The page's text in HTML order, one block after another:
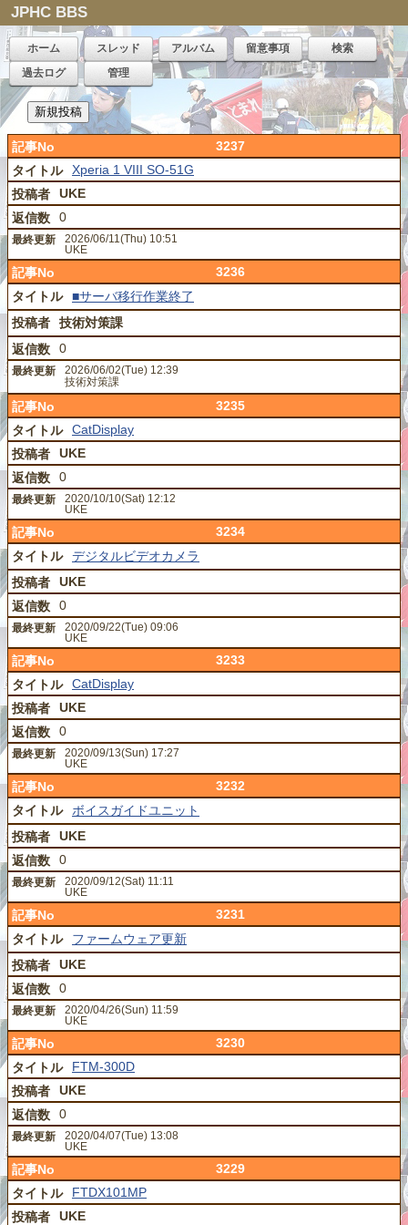
JPHC BBS
ホーム スレッド アルバム 留意事項
検索
過去ログ
管理
3237
Xperia 1 VIII SO-51G
UKE
0
2026/06/11(Thu) 10:51
UKE
3236
■サーバ移行作業終了
技術対策課
0
2026/06/02(Tue) 12:39
技術対策課
3235
CatDisplay
UKE
0
2020/10/10(Sat) 12:12
UKE
3234
デジタルビデオカメラ
UKE
0
2020/09/22(Tue) 09:06
UKE
3233
CatDisplay
UKE
0
2020/09/13(Sun) 17:27
UKE
3232
ボイスガイドユニット
UKE
0
2020/09/12(Sat) 11:11
UKE
3231
ファームウェア更新
UKE
0
2020/04/26(Sun) 11:59
UKE
3230
FTM-300D
UKE
0
2020/04/07(Tue) 13:08
UKE
3229
FTDX101MP
UKE